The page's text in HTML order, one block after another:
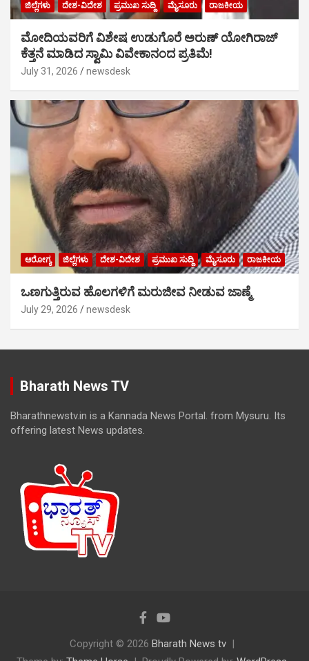
ಜಿಲ್ಲೆಗಳು ದೇಶ-ವಿದೇಶ ಪ್ರಮುಖ ಸುದ್ದಿ ಮೈಸೂರು ರಾಜಕೀಯ
ಮೋದಿಯವರಿಗೆ ವಿಶೇಷ ಉಡುಗೊರೆ ಅರುಣ್ ಯೋಗಿರಾಜ್
ಕೆತ್ತನೆ ಮಾಡಿದ ಸ್ವಾಮಿ ವಿವೇಕಾನಂದ ಪ್ರತಿಮೆ!
July 31, 2026 newsdesk
ಆರೋಗ್ಯ ಜಿಲ್ಲೆಗಳು ದೇಶ-ವಿದೇಶ ಪ್ರಮುಖ ಸುದ್ದಿ ಮೈಸೂರು ರಾಜಕೀಯ
ಒಣಗುತ್ತಿರುವ ಹೊಲಗಳಿಗೆ ಮರುಜೀವ ನೀಡುವ ಜಾಣ್ಮೆ
July 29, 2026 newsdesk
Bharath News TV
Bharathnewstv.in is a Kannada News Portal. from Mysuru. Its
offering latest News updates.
Copyright © 2026 Bharath News tv